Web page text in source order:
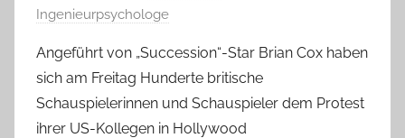
Ingenieurpsychologe
Angeführt von „Succession“-Star Brian Cox haben
sich am Freitag Hunderte britische
Schauspielerinnen und Schauspieler dem Protest
ihrer US-Kollegen in Hollywood